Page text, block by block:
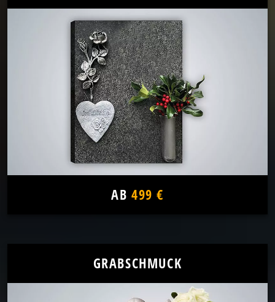
AB 499 €
GRABSCHMUCK